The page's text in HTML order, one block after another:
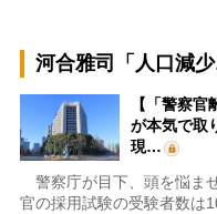
河合雅司「人口減少
【「警察
が本気で取
現…
警察庁が目下、頭を悩ま
官の採用試験の受験者数は